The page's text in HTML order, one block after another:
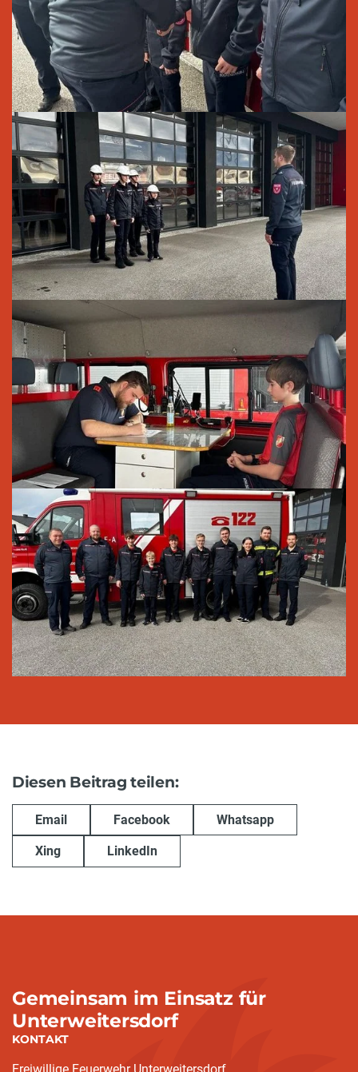
Diesen Beitrag teilen:
Email Facebook Whatsapp
Xing LinkedIn
Gemeinsam im Einsatz für
Unterweitersdorf
KONTAKT